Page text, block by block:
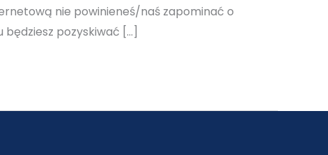
nie powinieneś/naś zapominać o
pozyskiwać […]